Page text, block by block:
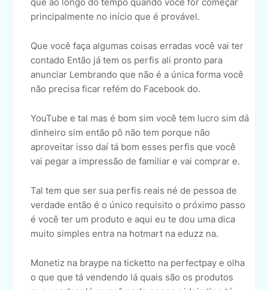
principalmente no início que é provável.
Que você faça algumas coisas erradas você vai ter
contado Então já tem os perfis ali pronto para
anunciar Lembrando que não é a única forma você
não precisa ficar refém do Facebook do.
YouTube e tal mas é bom sim você tem lucro sim dá
dinheiro sim então pô não tem porque não
aproveitar isso daí tá bom esses perfis que você
vai pegar a impressão de familiar e vai comprar e.
Tal tem que ser sua perfis reais né de pessoa de
verdade então é o único requisito o próximo passo
é você ter um produto e aqui eu te dou uma dica
muito simples entra na hotmart na eduzz na.
Monetiz na braype na ticketto na perfectpay e olha
o que que tá vendendo lá quais são os produtos